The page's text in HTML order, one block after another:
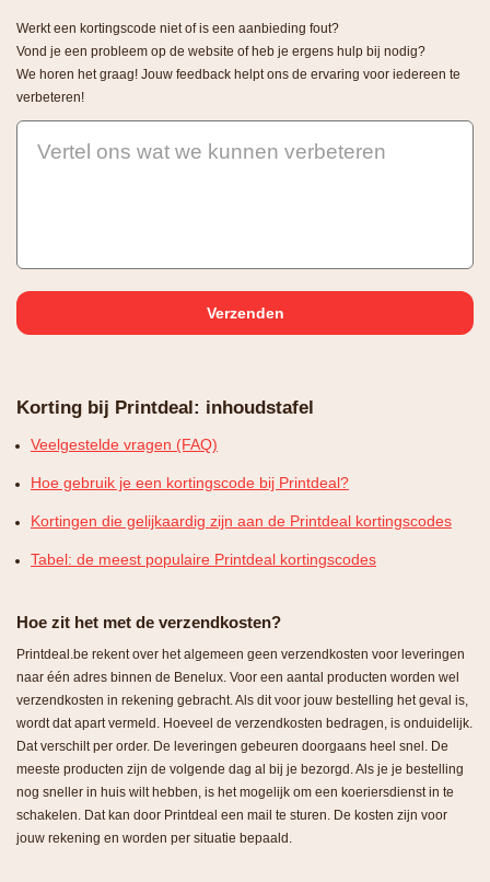
Werkt een kortingscode niet of is een aanbieding fout?
Vond je een probleem op de website of heb je ergens hulp bij nodig?
We horen het graag! Jouw feedback helpt ons de ervaring voor iedereen te
verbeteren!
Vertel ons wat we kunnen verbeteren
Korting bij Printdeal: inhoudstafel
Veelgestelde vragen (FAQ)
Hoe gebruik je een kortingscode bij Printdeal?
Kortingen die gelijkaardig zijn aan de Printdeal kortingscodes
Tabel: de meest populaire Printdeal kortingscodes
Hoe zit het met de verzendkosten?
Printdeal.be rekent over het algemeen geen verzendkosten voor leveringen
naar één adres binnen de Benelux. Voor een aantal producten worden wel
verzendkosten in rekening gebracht. Als dit voor jouw bestelling het geval is,
wordt dat apart vermeld. Hoeveel de verzendkosten bedragen, is onduidelijk.
Dat verschilt per order. De leveringen gebeuren doorgaans heel snel. De
meeste producten zijn de volgende dag al bij je bezorgd. Als je je bestelling
nog sneller in huis wilt hebben, is het mogelijk om een koeriersdienst in te
schakelen. Dat kan door Printdeal een mail te sturen. De kosten zijn voor
jouw rekening en worden per situatie bepaald.